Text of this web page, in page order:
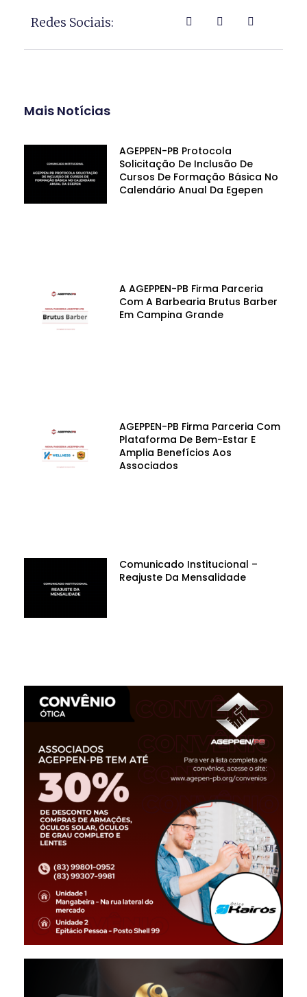
Redes Sociais:
Mais Notícias
AGEPPEN-PB Protocola
Solicitação De Inclusão De
Cursos De Formação Básica No
Calendário Anual Da Egepen
A AGEPPEN-PB Firma Parceria
Com A Barbearia Brutus Barber
Em Campina Grande
AGEPPEN-PB Firma Parceria Com
Plataforma De Bem-Estar E
Amplia Benefícios Aos
Associados
Comunicado Institucional –
Reajuste Da Mensalidade